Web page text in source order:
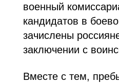
военный
кандидатов в
зачислены
заключении с
Вместе с тем,